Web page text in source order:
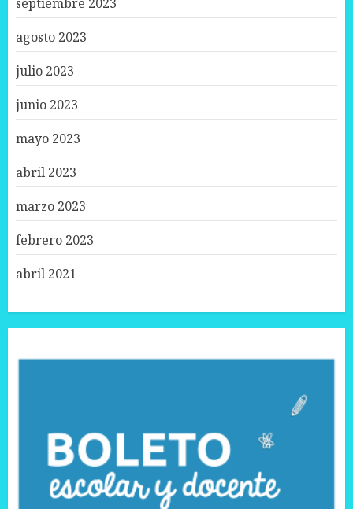
agosto 2023
julio 2023
junio 2023
mayo 2023
abril 2023
marzo 2023
febrero 2023
abril 2021